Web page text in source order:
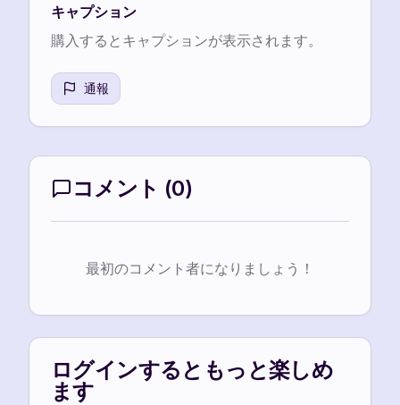
キャプション
購入するとキャプションが表示されます。
通報
コメント (0)
最初のコメント者になりましょう！
ログインするともっと楽しめ
ます